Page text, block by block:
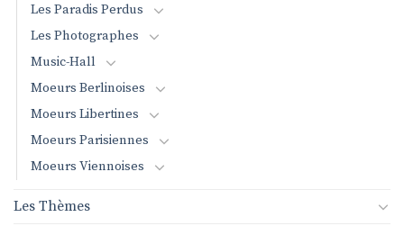
Les Paradis Perdus
Les Photographes
Music-Hall
Moeurs Berlinoises
Moeurs Libertines
Moeurs Parisiennes
Moeurs Viennoises
Les Thèmes